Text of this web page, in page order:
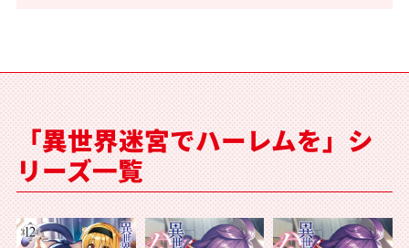
「異世界迷宮でハーレムを」シ
リーズ一覧